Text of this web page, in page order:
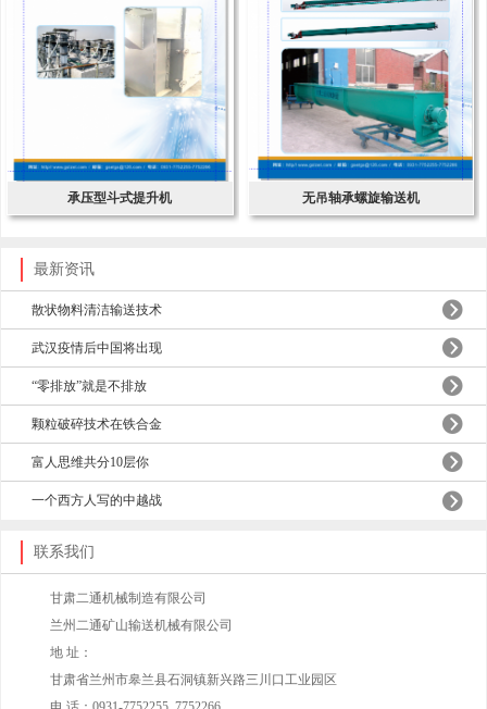
承压型斗式提升机 无吊轴承螺旋输送机
最新资讯
散状物料清洁输送技术
武汉疫情后中国将出现
“零排放”就是不排放
颗粒破碎技术在铁合金
富人思维共分10层你
一个西方人写的中越战
联系我们
甘肃二通机械制造有限公司
兰州二通矿山输送机械有限公司
地 址：
甘肃省兰州市皋兰县石洞镇新兴路三川口工业园区